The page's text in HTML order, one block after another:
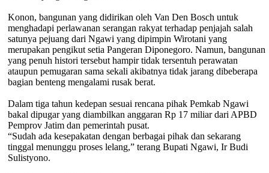
Konon, bangunan yang didirikan oleh Van Den Bosch untuk
menghadapi perlawanan serangan rakyat terhadap penjajah salah
satunya pejuang dari Ngawi yang dipimpin Wirotani yang
merupakan pengikut setia Pangeran Diponegoro. Namun, bangunan
yang penuh histori tersebut hampir tidak tersentuh perawatan
ataupun pemugaran sama sekali akibatnya tidak jarang dibeberapa
bagian benteng mengalami rusak berat.
Dalam tiga tahun kedepan sesuai rencana pihak Pemkab Ngawi
bakal dipugar yang diambilkan anggaran Rp 17 miliar dari APBD
Pemprov Jatim dan pemerintah pusat.
“Sudah ada kesepakatan dengan berbagai pihak dan sekarang
tinggal menunggu proses lelang,” terang Bupati Ngawi, Ir Budi
Sulistyono.